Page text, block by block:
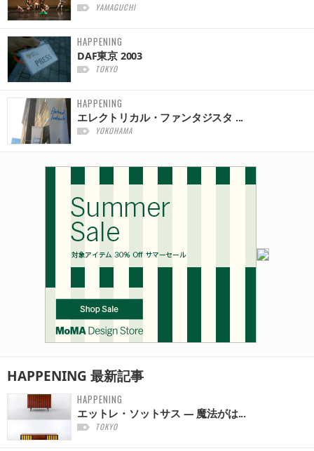
YAMAGUCHI
HAPPENING
DAF東京 2003
TOKYO
HAPPENING
エレクトリカル・ファンタジスタ ...
YOKOHAMA
HAPPENING 最新記事
HAPPENING
エットレ・ソットサス — 魔法がは...
TOKYO